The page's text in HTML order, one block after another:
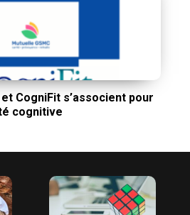
et CogniFit s’associent pour
cognitive